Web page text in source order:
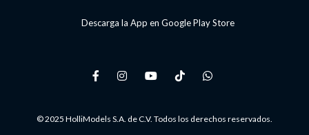
Descarga la App en Google Play Store
© 2025 HolliModels S.A. de C.V. Todos los derechos reservados.